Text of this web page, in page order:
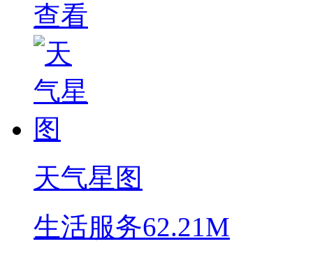
查看
天气星图
生活服务62.21M